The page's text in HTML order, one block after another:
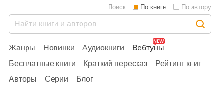
Жанры Новинки Аудиокниги
Вебтуны
Бесплатные книги
Краткий пересказ
Рейтинг книг
Авторы
Серии Блог
Поиск: По книге По автору